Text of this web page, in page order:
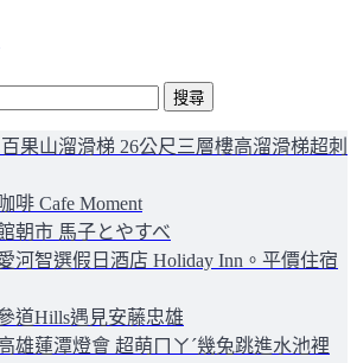
百果山溜滑梯 26公尺三層樓高溜滑梯超刺
啡 Cafe Moment
朝市 馬子とやすべ
河智選假日酒店 Holiday Inn。平價住宿
道Hills遇見安藤忠雄
雄蓮潭燈會 超萌ㄇㄚˊ幾兔跳進水池裡